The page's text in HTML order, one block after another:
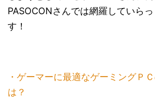
PASOCONさんでは網羅していら
す！
・ゲーマーに最適なゲーミングＰ
は？